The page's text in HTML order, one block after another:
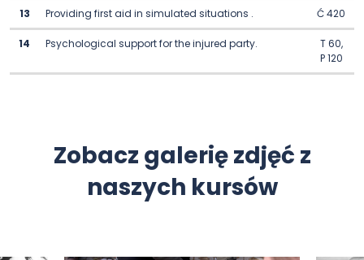
13 Providing first aid in simulated situations . Ć 420
14 Psychological support for the injured party.
T 60,
P 120
Zobacz galerię zdjęć z
naszych kursów